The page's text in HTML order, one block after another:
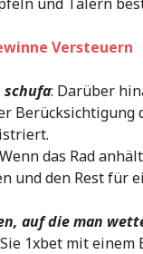
Versteuern
: Darüber
das Rad
und den Rest für
auf die man
1xbet mit einem